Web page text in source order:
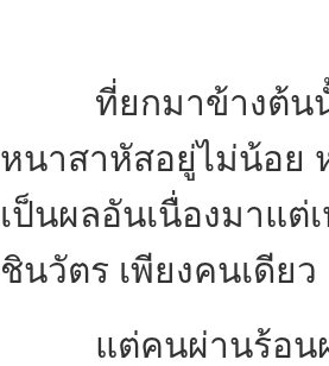
ที่ยกมาข้างต้นนั้น
หนาสาหัสอยู่ไม่น้อย
เป็นผลอันเนื่องมาแ
ชินวัตร เพียงคนเดียว
แต่คนผ่านร้อนผ่า